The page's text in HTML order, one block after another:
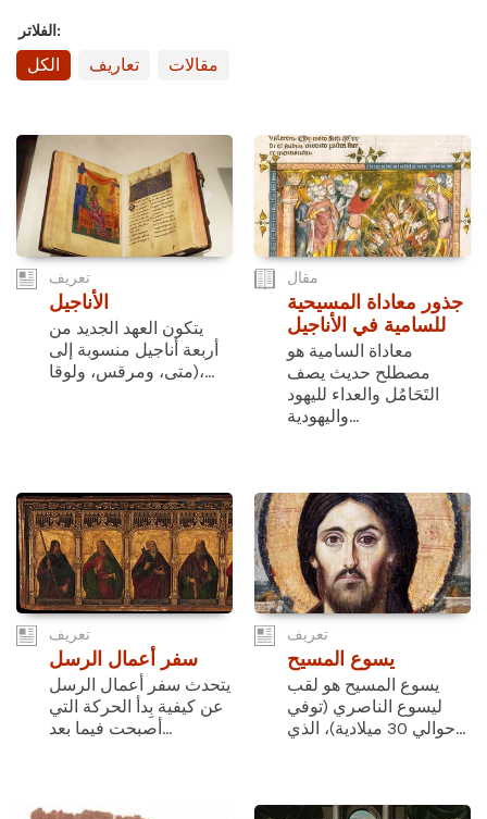
الفلاتر:
الكل تعاريف مقالات
تعريف
الأناجيل
يتكون العهد الجديد من
أربعة أناجيل منسوبة إلى
(متى، ومرقس، ولوقا،...
مقال
جذور معاداة المسيحية
للسامية في الأناجيل
معاداة السامية هو
مصطلح حديث يصف
التَحَامُل والعداء لليهود
واليهودية...
تعريف
سفر أعمال الرسل
يتحدث سفر أعمال الرسل
عن كيفية بِدأ الحركة التي
أصبحت فيما بعد...
تعريف
يسوع المسيح
يسوع المسيح هو لقب
ليسوع الناصري (توفي
حوالي 30 ميلادية)، الذي...